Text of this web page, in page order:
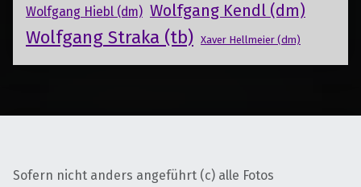
Wolfgang Hiebl (dm) Wolfgang Kendl (dm)
Wolfgang Straka (tb) Xaver Hellmeier (dm)
Sofern nicht anders angeführt (c) alle Fotos